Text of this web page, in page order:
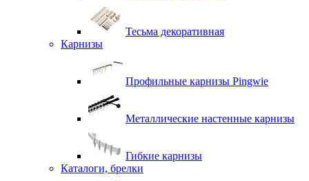
Тесьма декоративная
Карнизы
Профильные карнизы Pingwie
Металлические настенные карнизы
Гибкие карнизы
Каталоги, брелки